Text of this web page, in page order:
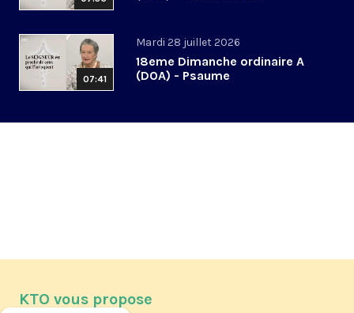
07:41
Mardi 28 juillet 2026
18eme Dimanche ordinaire A
(DOA) - Psaume
KTO vous propose